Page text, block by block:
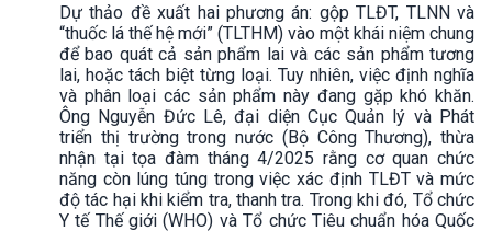
Dự thảo đề xuất hai phương án: gộp TLĐT, TLNN và
“thuốc lá thế hệ mới” (TLTHM) vào một khái niệm chung
để bao quát cả sản phẩm lai và các sản phẩm tương
lai, hoặc tách biệt từng loại. Tuy nhiên, việc định nghĩa
và phân loại các sản phẩm này đang gặp khó khăn.
Ông Nguyễn Đức Lê, đại diện Cục Quản lý và Phát
triển thị trường trong nước (Bộ Công Thương), thừa
nhận tại tọa đàm tháng 4/2025 rằng cơ quan chức
năng còn lúng túng trong việc xác định TLĐT và mức
độ tác hại khi kiểm tra, thanh tra. Trong khi đó, Tổ chức
Y tế Thế giới (WHO) và Tổ chức Tiêu chuẩn hóa Quốc